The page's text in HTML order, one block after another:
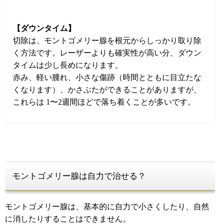
【ダウンタイム】
切除は、モントゴメリー腺を根元からしっかり取り除
く方法です。レーザーよりも確実性が高い分、ダウン
タイムは少し長めになります。
赤み、軽い腫れ、小さな傷跡（時間とともに目立たな
くなります）、かさぶたができることがありますが、
これらは 1〜2週間ほどで落ち着くことが多いです。
モントゴメリー腺は自力で治せる？
モントゴメリー腺は、基本的に自力で小さくしたり、自然
に消したりすることはできません。